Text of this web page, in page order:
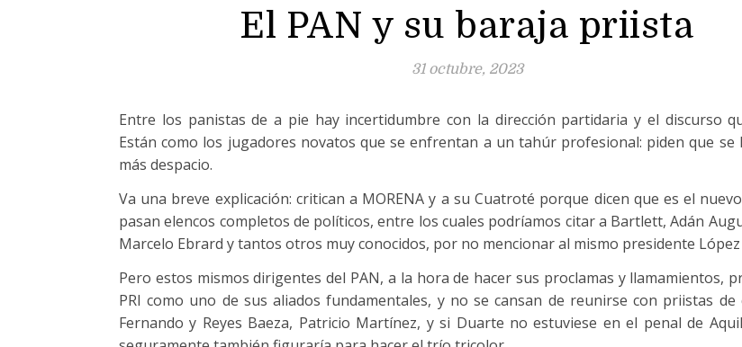
El PAN y su baraja priista
31 octubre, 2023
Entre los panistas de a pie hay incertidumbre con la dirección partidaria y el discurso
Están como los jugadores novatos que se enfrentan a un tahúr profesional: piden que se
más despacio.
Va una breve explicación: critican a MORENA y a su Cuatroté porque dicen que es el
pasan elencos completos de políticos, entre los cuales podríamos citar a Bartlett, Adán
Marcelo Ebrard y tantos otros muy conocidos, por no mencionar al mismo presidente
Pero estos mismos dirigentes del PAN, a la hora de hacer sus proclamas y llamamientos,
PRI como uno de sus aliados fundamentales, y no se cansan de reunirse con priistas de
Fernando y Reyes Baeza, Patricio Martínez, y si Duarte no estuviese en el penal de